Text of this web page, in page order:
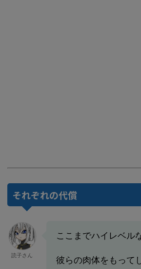
それぞれの代償
読子さん
ここまでハイレベル
彼らの肉体をもって